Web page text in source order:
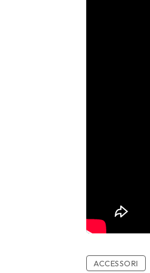
ACCESSORI